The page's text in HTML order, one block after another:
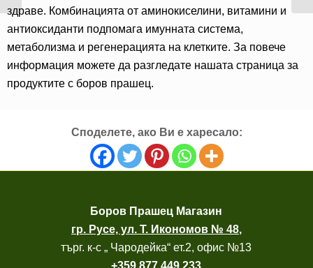
здраве. Комбинацията от аминокиселини, витамини и
антиоксиданти подпомага имунната система,
метаболизма и регенерацията на клетките. За повече
информация можете да разгледате нашата страница за
продуктите с боров прашец.
Споделете, ако Ви е харесало:
Боров Прашец Магазин
гр. Русе, ул. Т. Икономов № 48,
търг. к-с „ Чародейка“ ет.2, офис №13
+359 877 449 233